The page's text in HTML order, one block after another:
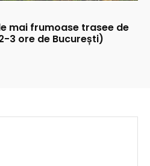
mai frumoase trasee de
3 ore de București)